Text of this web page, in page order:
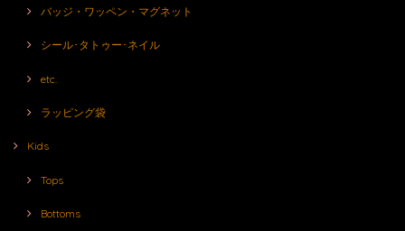
バッジ・ワッペン・マグネット
シール･タトゥー･ネイル
etc.
ラッピング袋
Kids
Tops
Bottoms